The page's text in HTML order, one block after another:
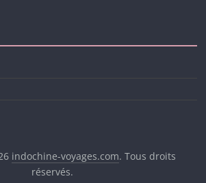
indochine-voyages.com. Tous droits
réservés.